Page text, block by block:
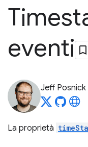
eventi
Jeff Posnick
La proprietà